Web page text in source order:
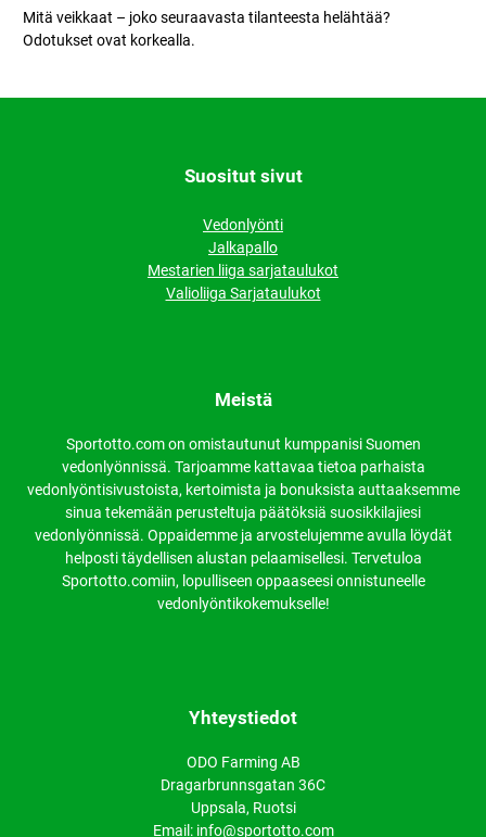
Mitä veikkaat – joko seuraavasta tilanteesta helähtää?
Odotukset ovat korkealla.
Suositut sivut
Vedonlyönti
Jalkapallo
Mestarien liiga sarjataulukot
Valioliiga Sarjataulukot
Meistä
Sportotto.com on omistautunut kumppanisi Suomen
vedonlyönnissä. Tarjoamme kattavaa tietoa parhaista
vedonlyöntisivustoista, kertoimista ja bonuksista auttaaksemme
sinua tekemään perusteltuja päätöksiä suosikkilajiesi
vedonlyönnissä. Oppaidemme ja arvostelujemme avulla löydät
helposti täydellisen alustan pelaamisellesi. Tervetuloa
Sportotto.comiin, lopulliseen oppaaseesi onnistuneelle
vedonlyöntikokemukselle!
Yhteystiedot
ODO Farming AB
Dragarbrunnsgatan 36C
Uppsala, Ruotsi
Email: info@sportotto.com